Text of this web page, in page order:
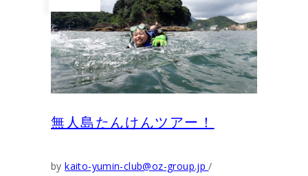
無人島たんけんツアー！
bykaito-yumin-club@oz-group.jp